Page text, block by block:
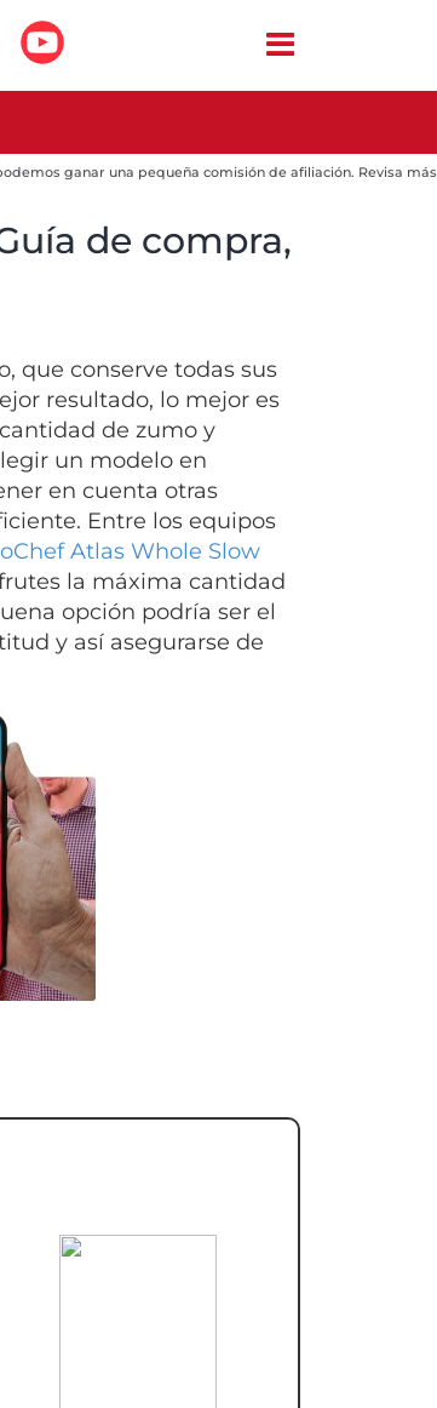
ganar una pequeña comisión de afiliación. Revisa más
de compra,
que conserve todas sus
resultado, lo mejor es
de zumo y
un modelo en
en cuenta otras
Entre los equipos
Atlas Whole Slow
la máxima cantidad
opción podría ser el
y así asegurarse de